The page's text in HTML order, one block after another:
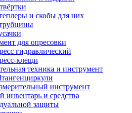
и скобы для них
для опресовки
гидравлический
клещи
техника и инструмент
инструмент
инвентарь и средства
защиты